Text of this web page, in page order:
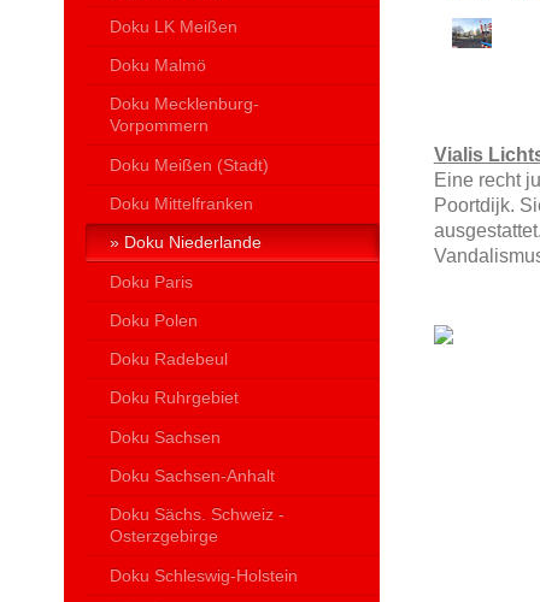
Vialis
Eine recht
Poortdijk.
Doku LK Meißen
Doku Malmö
Doku Mecklenburg-
Vorpommern
Doku Meißen (Stadt)
Doku Mittelfranken
Doku Niederlande
Doku Paris
Doku Polen
Doku Radebeul
Doku Ruhrgebiet
Doku Sachsen
Doku Sachsen-Anhalt
Doku Sächs. Schweiz -
Osterzgebirge
Doku Schleswig-Holstein